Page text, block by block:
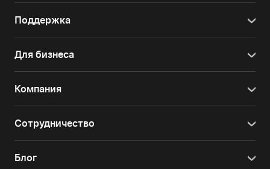
Поддержка
Для бизнеса
Компания
Сотрудничество
Блог